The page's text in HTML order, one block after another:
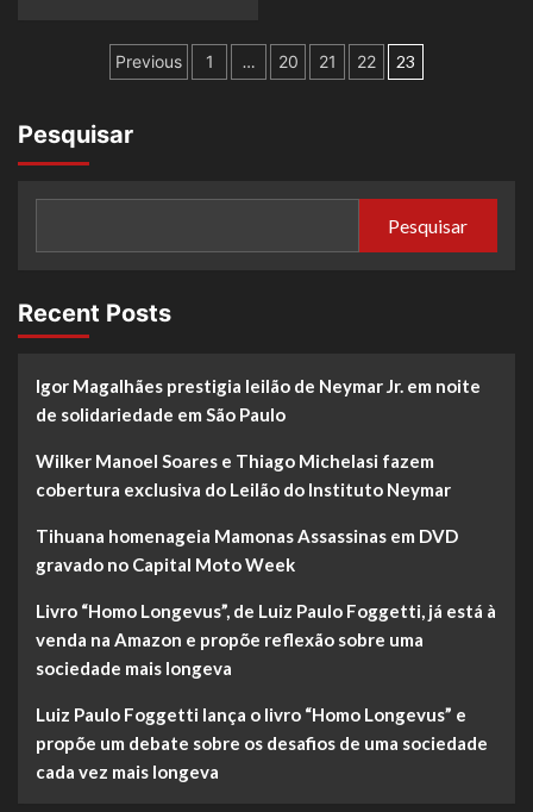
Padre
Reginaldo
a
do
Vigário
no
de
julho
Paginação
posts
Previous 1 … 20 21 22 23
Pesquisar
Pesquisar
Recent Posts
Igor Magalhães prestigia leilão de Neymar Jr. em noite
de solidariedade em São Paulo
Wilker Manoel Soares e Thiago Michelasi fazem
cobertura exclusiva do Leilão do Instituto Neymar
Tihuana homenageia Mamonas Assassinas em DVD
gravado no Capital Moto Week
Livro “Homo Longevus”, de Luiz Paulo Foggetti, já está à
venda na Amazon e propõe reflexão sobre uma
sociedade mais longeva
Luiz Paulo Foggetti lança o livro “Homo Longevus” e
propõe um debate sobre os desafios de uma sociedade
cada vez mais longeva